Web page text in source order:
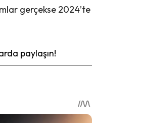
gerçekse 2024’te
paylaşın!